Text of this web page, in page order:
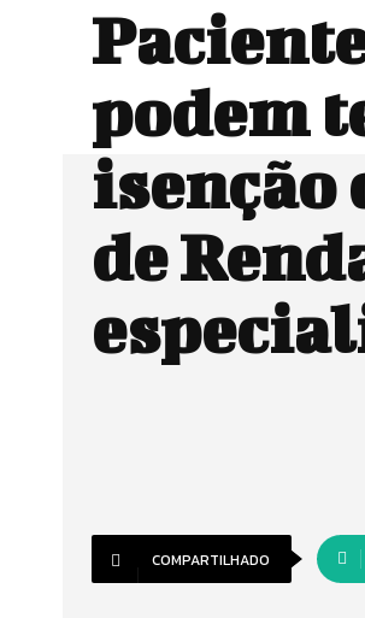
podem
isenção
de
COMPARTILHADO